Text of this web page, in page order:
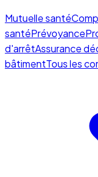
Mutuelle santé
santéPrévoyance
d'arrêtAssurance
bâtimentTous les